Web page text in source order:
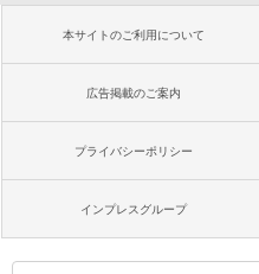
本サイトのご利用について
広告掲載のご案内
プライバシーポリシー
インプレスグループ